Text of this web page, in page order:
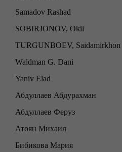
Samadov Rashad
SOBIRJONOV, Okil
TURGUNBOEV, Saidamirkhon
Waldman G. Dani
Yaniv Elad
Абдуллаев Абдурахман
Абдуллаев Феруз
Атоян Михаил
Бибикова Мария